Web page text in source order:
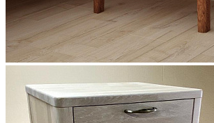
Бельевой ящик из ЛДСП с
пружинами.